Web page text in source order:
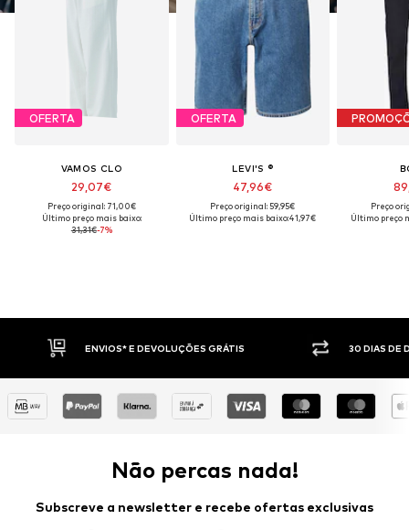
OFERTA
VAMOS CLO
29,07€
Preço original: 71,00€
Último preço mais baixo:
31,31€-7%
OFERTA
LEVI'S ®
47,96€
Preço original: 59,95€
Último preço mais baixo:41,97€
Preço
Último preço
30 DIAS DE DIREITO DE DEVOLUÇÃO
Não percas nada!
Subscreve a newsletter e recebe ofertas exclusivas